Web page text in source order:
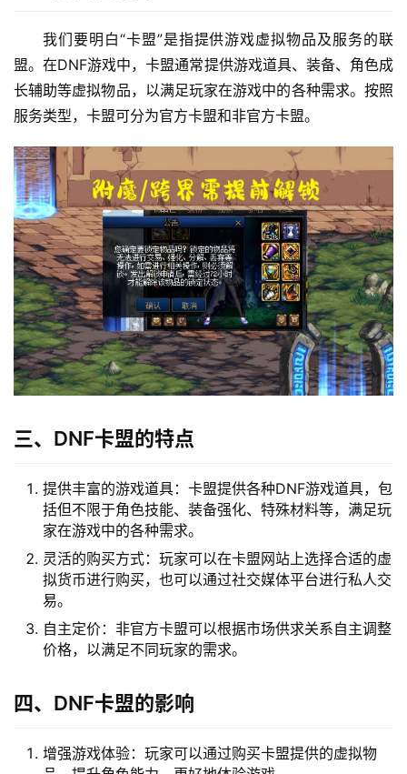
我们要明白“卡盟”是指提供游戏虚拟物品及服务的联
盟。在DNF游戏中，卡盟通常提供游戏道具、装备、角色成
长辅助等虚拟物品，以满足玩家在游戏中的各种需求。按照
服务类型，卡盟可分为官方卡盟和非官方卡盟。
三、DNF卡盟的特点
提供丰富的游戏道具：卡盟提供各种DNF游戏道具，包
括但不限于角色技能、装备强化、特殊材料等，满足玩
家在游戏中的各种需求。
灵活的购买方式：玩家可以在卡盟网站上选择合适的虚
拟货币进行购买，也可以通过社交媒体平台进行私人交
易。
自主定价：非官方卡盟可以根据市场供求关系自主调整
价格，以满足不同玩家的需求。
四、DNF卡盟的影响
增强游戏体验：玩家可以通过购买卡盟提供的虚拟物